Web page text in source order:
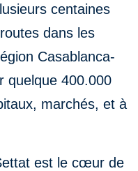
centaines
dans les
Casablanca-
quelque 400.000
marchés, et à
est le cœur de